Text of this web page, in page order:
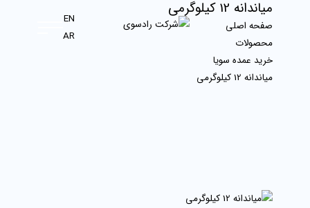
EN
AR
میاندانه 12 کیلوگرمی
صفحه اصلی
محصولات
خرید عمده سویا
میاندانه 12 کیلوگرمی